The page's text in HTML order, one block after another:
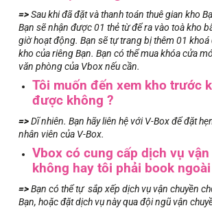
=>Sau khi đã đặt và thanh toán thuê gian kho
Bạn sẽ nhận được 01 thẻ từ để ra vào toà kho
giờ hoạt động. Bạn sẽ tự trang bị thêm 01 khoá
kho của riêng Bạn. Bạn có thể mua khóa cửa
văn phòng của Vbox nếu cần.
Tôi muốn đến xem kho trước
được không ?
=>Dĩ nhiên. Bạn hãy liên hệ với V-Box để đặt
nhân viên của V-Box.
Vbox có cung cấp dịch vụ
không hay tôi phải book ngoài
=>Bạn có thể tự sắp xếp dịch vụ vận chuyền
Bạn, hoặc đặt dịch vụ này qua đội ngũ vận